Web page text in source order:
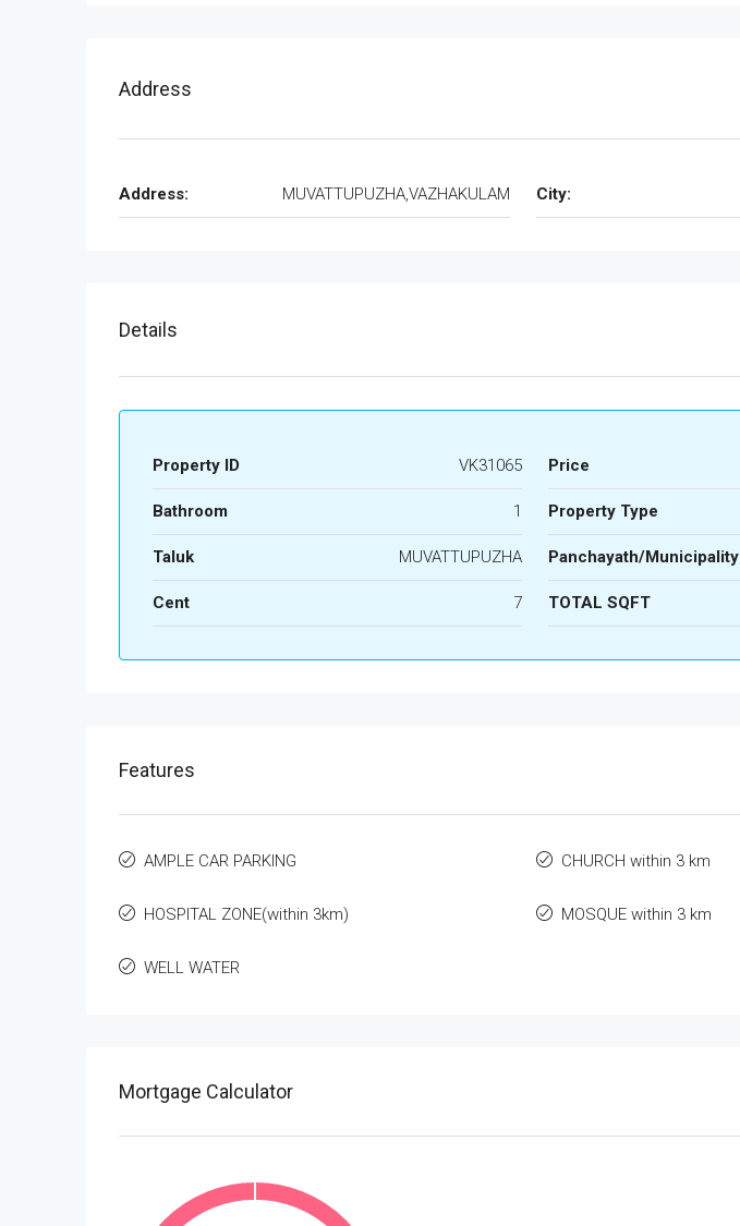
Address
Address: MUVATTUPUZHA,VAZHAKULAM City:
Details
Property ID VK31065 Price
Bathroom 1 Property Type
Taluk MUVATTUPUZHA Panchayath/Municipality
Cent 7 TOTAL SQFT
Features
AMPLE CAR PARKING CHURCH within 3 km
HOSPITAL ZONE(within 3km) MOSQUE within 3 km
WELL WATER
Mortgage Calculator